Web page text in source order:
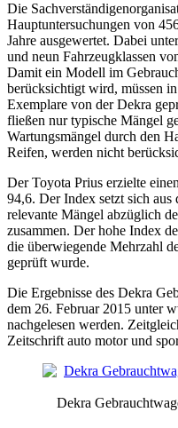
Die
Hauptuntersuchungen von
Jahre ausgewertet. Dabei
und neun Fahrzeugklassen
Damit ein Modell im
berücksichtigt wird, müssen
Exemplare von der Dekra
fließen nur typische Mängel
Wartungsmängel durch den
Reifen, werden nicht
Der Toyota Prius erzielte
94,6. Der Index setzt sich
relevante Mängel abzüglich
zusammen. Der hohe Index
die überwiegende Mehrzahl
geprüft wurde.
Die Ergebnisse des Dekra
dem 26. Februar 2015 unter
nachgelesen werden.
Zeitschrift auto motor und
Dekra